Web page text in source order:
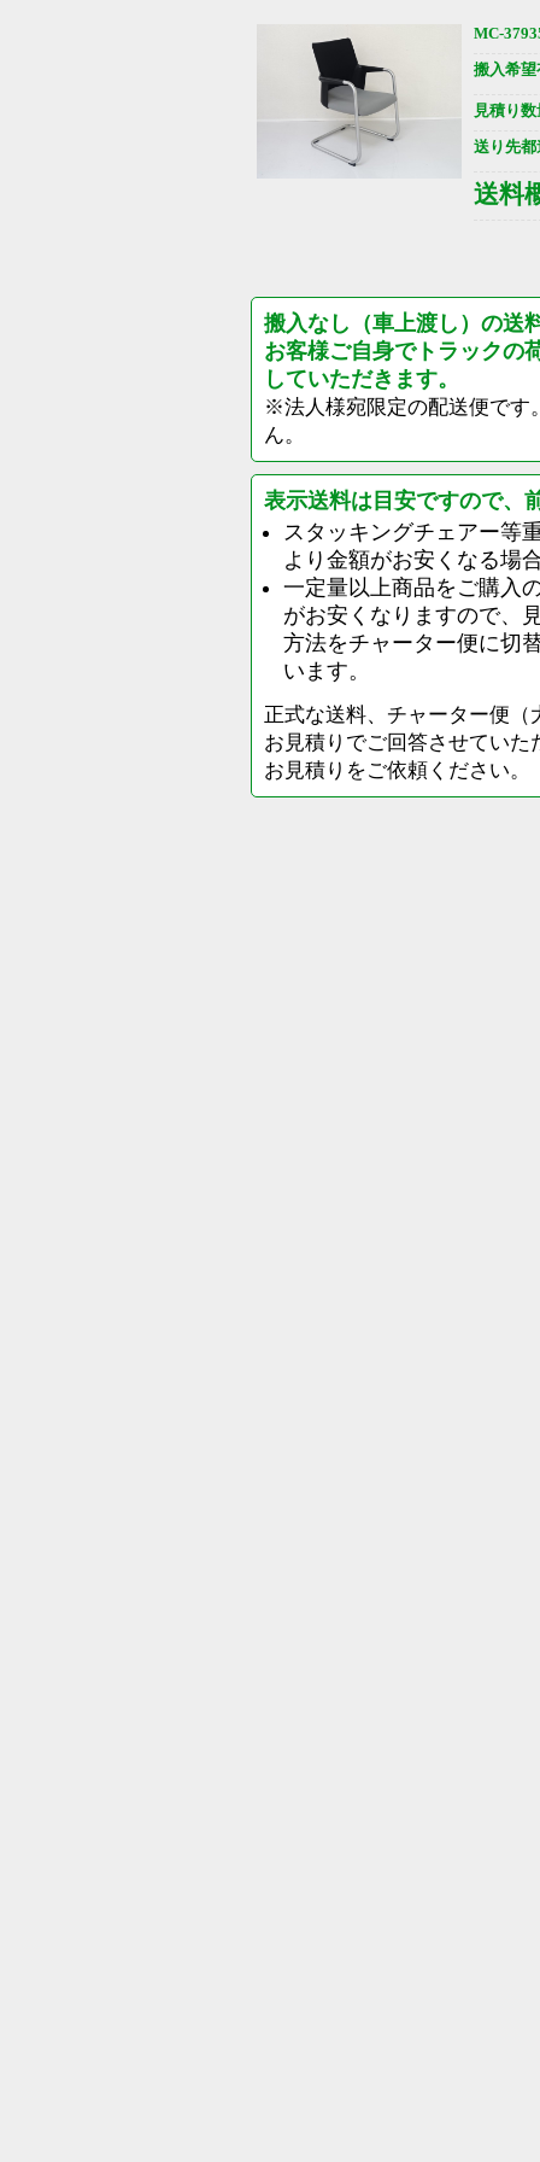
MC-
搬入希望
見積り数
送り先都
送料
搬入なし（車上渡し）の送
お客様ご自身でトラックの
していただきます。
※法人様宛限定の配送便です
ん。
表示送料は目安ですので、
スタッキングチェアー等
より金額がお安くなる場
一定量以上商品をご購入
がお安くなりますので、
方法をチャーター便に切
います。
正式な送料、チャーター便
お見積りでご回答させてい
お見積りをご依頼ください。